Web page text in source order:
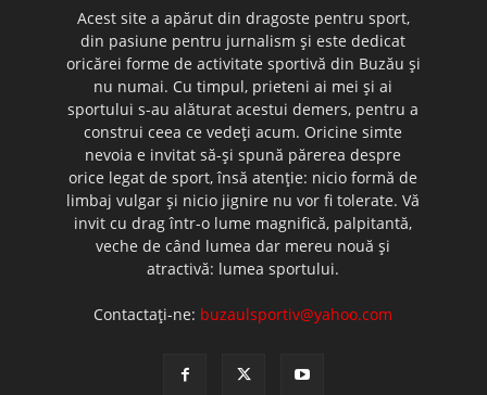
Acest site a apărut din dragoste pentru sport,
din pasiune pentru jurnalism şi este dedicat
oricărei forme de activitate sportivă din Buzău şi
nu numai. Cu timpul, prieteni ai mei şi ai
sportului s-au alăturat acestui demers, pentru a
construi ceea ce vedeţi acum. Oricine simte
nevoia e invitat să-şi spună părerea despre
orice legat de sport, însă atenţie: nicio formă de
limbaj vulgar şi nicio jignire nu vor fi tolerate. Vă
invit cu drag într-o lume magnifică, palpitantă,
veche de când lumea dar mereu nouă şi
atractivă: lumea sportului.
Contactați-ne: buzaulsportiv@yahoo.com